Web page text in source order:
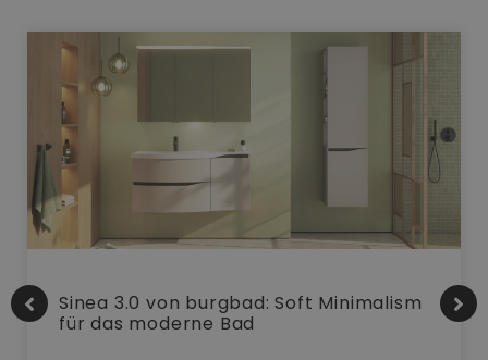
Sinea 3.0 von burgbad: Soft Minimalism
für das moderne Bad